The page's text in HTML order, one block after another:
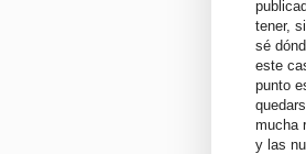
tener,
sé
este
punto
mucha
y las